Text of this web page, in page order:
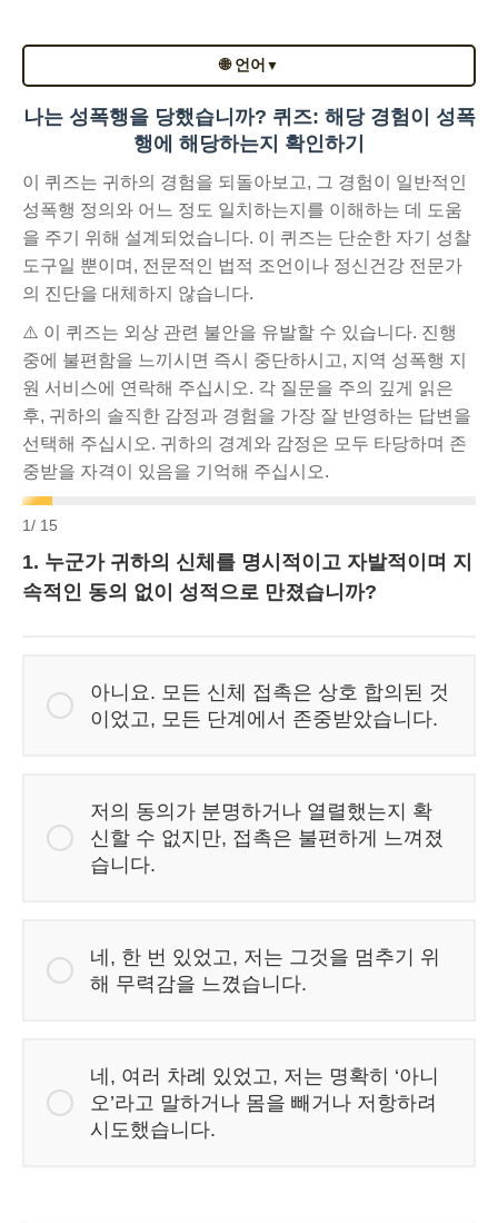
🌐 언어 ▼
나는 성폭행을 당했습니까? 퀴즈: 해당 경험이 성폭
행에 해당하는지 확인하기
이 퀴즈는 귀하의 경험을 되돌아보고, 그 경험이 일반적인
성폭행 정의와 어느 정도 일치하는지를 이해하는 데 도움
을 주기 위해 설계되었습니다. 이 퀴즈는 단순한 자기 성찰
도구일 뿐이며, 전문적인 법적 조언이나 정신건강 전문가
의 진단을 대체하지 않습니다.
⚠️ 이 퀴즈는 외상 관련 불안을 유발할 수 있습니다. 진행
중에 불편함을 느끼시면 즉시 중단하시고, 지역 성폭행 지
원 서비스에 연락해 주십시오. 각 질문을 주의 깊게 읽은
후, 귀하의 솔직한 감정과 경험을 가장 잘 반영하는 답변을
선택해 주십시오. 귀하의 경계와 감정은 모두 타당하며 존
중받을 자격이 있음을 기억해 주십시오.
1/ 15
1. 누군가 귀하의 신체를 명시적이고 자발적이며 지
속적인 동의 없이 성적으로 만졌습니까?
아니요. 모든 신체 접촉은 상호 합의된 것
이었고, 모든 단계에서 존중받았습니다.
저의 동의가 분명하거나 열렬했는지 확
신할 수 없지만, 접촉은 불편하게 느껴졌
습니다.
네, 한 번 있었고, 저는 그것을 멈추기 위
해 무력감을 느꼈습니다.
네, 여러 차례 있었고, 저는 명확히 ‘아니
오’라고 말하거나 몸을 빼거나 저항하려
시도했습니다.